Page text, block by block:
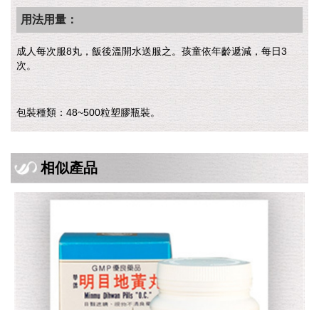
用法用量：
成人每次服8丸，飯後溫開水送服之。孩童依年齡遞減，每日3
次。
包裝種類：48~500粒塑膠瓶裝。
相似產品